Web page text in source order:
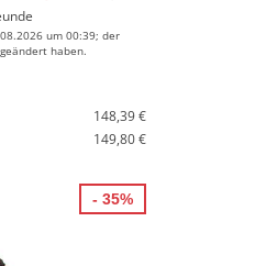
um 00:39; der
haben.
148,39 €
149,80 €
- 35%